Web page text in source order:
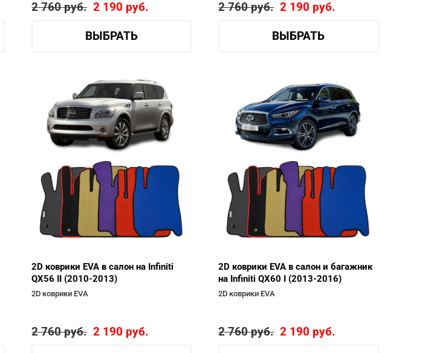
2 760руб. 2 190 руб.
ВЫБРАТЬ
2 760руб. 2 190 руб.
ВЫБРАТЬ
2D коврики EVA в салон на Infiniti
QX56 II (2010-2013)
2D коврики EVA
2 760руб. 2 190 руб.
2D коврики EVA в салон и багажник
на Infiniti QX60 I (2013-2016)
2D коврики EVA
2 760руб. 2 190 руб.